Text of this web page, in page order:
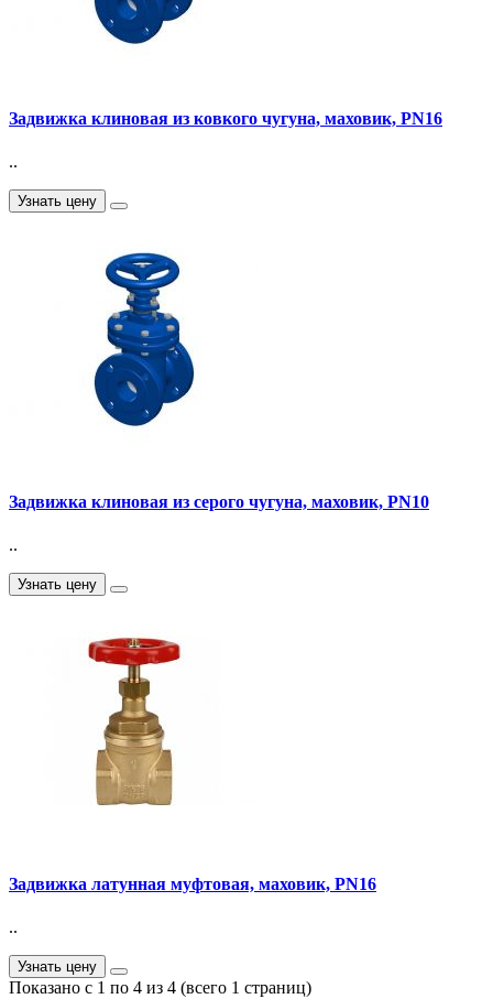
Задвижка клиновая из ковкого чугуна, маховик, PN16
..
Узнать цену
Задвижка клиновая из серого чугуна, маховик, PN10
..
Узнать цену
Задвижка латунная муфтовая, маховик, PN16
..
Узнать цену
Показано с 1 по 4 из 4 (всего 1 страниц)